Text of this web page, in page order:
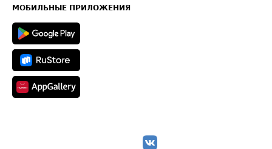
Техническая информация
МОБИЛЬНЫЕ ПРИЛОЖЕНИЯ